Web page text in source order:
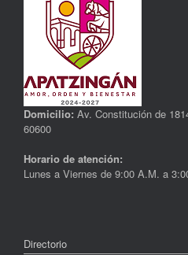
Domicilio: Av. Constitución de
60600
Horario de atención:
Lunes a Viernes de 9:00 A.M. a
Directorio